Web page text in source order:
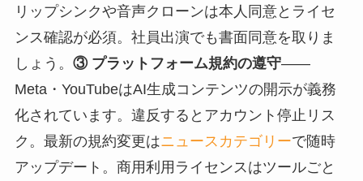
リップシンクや音声クローンは本人同意とライセ
ンス確認が必須。社員出演でも書面同意を取りま
しょう。 ③ プラットフォーム規約の遵守——
Meta・YouTubeはAI生成コンテンツの開示が義務
化されています。違反するとアカウント停止リス
ク。最新の規約変更はニュースカテゴリーで随時
アップデート。商用利用ライセンスはツールごと